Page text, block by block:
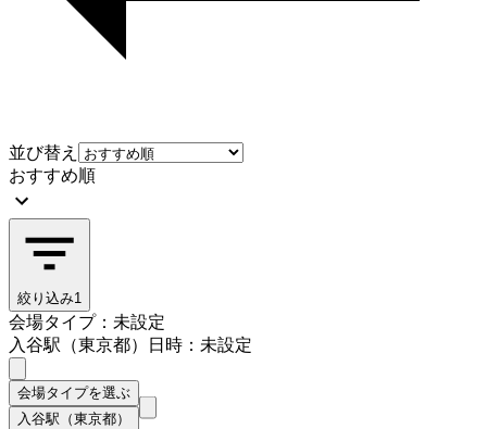
並び替え
おすすめ順
絞り込み1
会場タイプ：未設定
入谷駅（東京都）
日時：未設定
会場タイプを選ぶ
入谷駅（東京都）